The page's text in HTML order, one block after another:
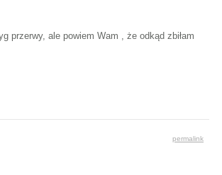
przerwy, ale powiem Wam , że odkąd zbiłam
permalink